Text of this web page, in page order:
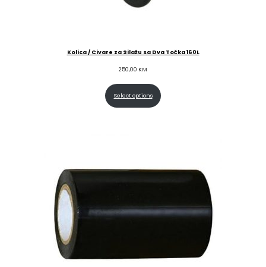
Kolica / Civare za Silažu sa Dva Točka 160L
250,00 KM
Select options